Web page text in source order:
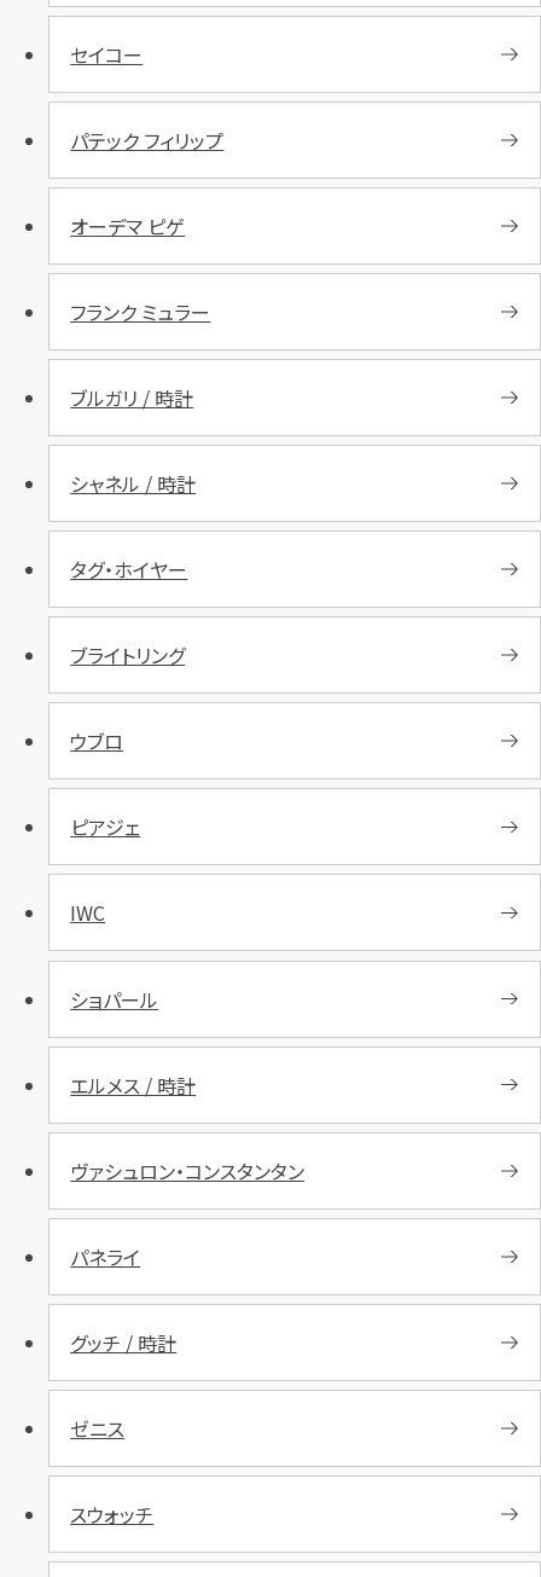
セイコー
パテック フィリップ
オーデマ ピゲ
フランク ミュラー
ブルガリ / 時計
シャネル / 時計
タグ・ホイヤー
ブライトリング
ウブロ
ピアジェ
IWC
ショパール
エルメス / 時計
ヴァシュロン・コンスタンタン
パネライ
グッチ / 時計
ゼニス
スウォッチ